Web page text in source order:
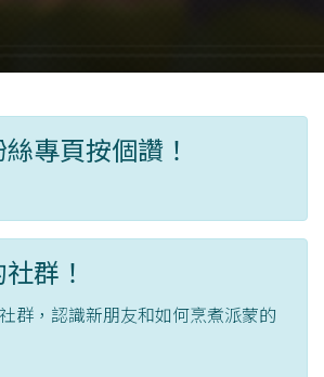
專頁按個讚！
群！
群，認識新朋友和如何烹煮派蒙的